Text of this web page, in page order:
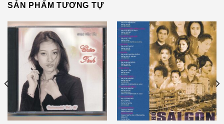
SẢN PHẨM TƯƠNG TỰ